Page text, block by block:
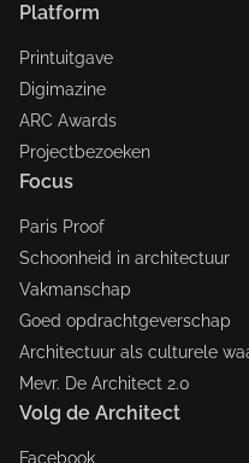
Platform
Printuitgave
Digimazine
ARC Awards
Projectbezoeken
Focus
Paris Proof
Schoonheid in architectuur
Vakmanschap
Goed opdrachtgeverschap
Architectuur als culturele
Mevr. De Architect 2.0
Volg de Architect
Facebook